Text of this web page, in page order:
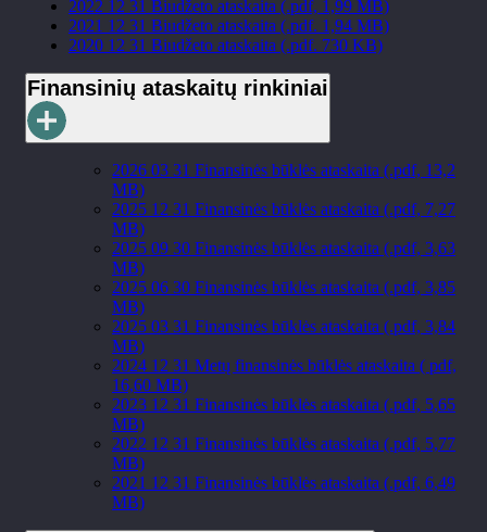
2022 12 31 Biudžeto ataskaita (.pdf, 1,99 MB)
2021 12 31 Biudžeto ataskaita (.pdf. 1,94 MB)
2020 12 31 Biudžeto ataskaita (.pdf. 730 KB)
Finansinių ataskaitų rinkiniai
2026 03 31 Finansinės būklės ataskaita (.pdf, 13,2
MB)
2025 12 31 Finansinės būklės ataskaita (.pdf, 7,27
MB)
2025 09 30 Finansinės būklės ataskaita (.pdf, 3,63
MB)
2025 06 30 Finansinės būklės ataskaita (.pdf, 3,85
MB)
2025 03 31 Finansinės būklės ataskaita (.pdf, 3,84
MB)
2024 12 31 Metų finansinės būklės ataskaita ( pdf,
16,60 MB)
2023 12 31 Finansinės būklės ataskaita (.pdf, 5,65
MB)
2022 12 31 Finansinės būklės ataskaita (.pdf, 5,77
MB)
2021 12 31 Finansinės būklės ataskaita (.pdf, 6,49
MB)